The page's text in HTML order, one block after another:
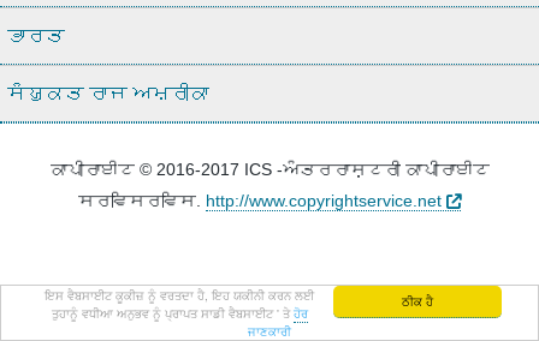
ਠੀਕ ਹੈ
ਇਸ ਵੈਬਸਾਈਟ ਕੂਕੀਜ਼ ਨੂੰ ਵਰਤਦਾ ਹੈ, ਇਹ ਯਕੀਨੀ ਕਰਨ ਲਈ
ਤੁਹਾਨੂੰ ਵਧੀਆ ਅਨੁਭਵ ਨੂੰ ਪ੍ਰਾਪਤ ਸਾਡੀ ਵੈਬਸਾਈਟ ' ਤੇ ਹੋਰ
ਜਾਣਕਾਰੀ
ਭਾਰਤ
ਸੰਯੁਕਤ ਰਾਜ ਅਮਰੀਕਾ
ਕਾਪੀਰਾਈਟ © 2016-2017 ICS-ਅੰਤਰਰਾਸ਼ਟਰੀ ਕਾਪੀਰਾਈਟ
ਸਰਵਿਸਰਵਿਸ. http://www.copyrightservice.net